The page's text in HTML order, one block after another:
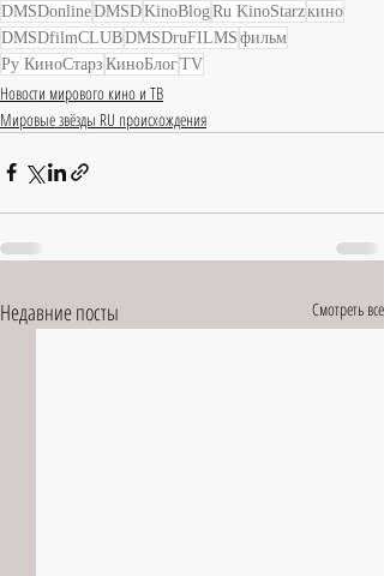
DMSDonlineDMSDKinoBlogRu KinoStarzкино
DMSDfilmCLUBDMSDruFILMS фильм
Ру КиноСтарз КиноБлогTV
Новости мирового кино и ТВ
Мировые звёзды RU происхождения
Недавние посты Смотреть все